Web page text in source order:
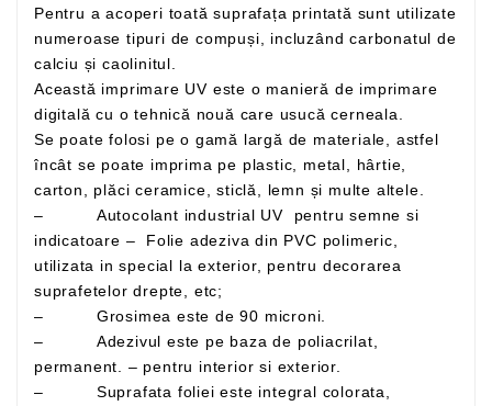
Pentru a acoperi toată suprafața printată sunt utilizate
numeroase tipuri de compuși, incluzând carbonatul de
calciu și caolinitul.
Această imprimare UV este o manieră de imprimare
digitală cu o tehnică nouă care usucă cerneala.
Se poate folosi pe o gamă largă de materiale, astfel
încât se poate imprima pe plastic, metal, hârtie,
carton, plăci ceramice, sticlă, lemn și multe altele.
– Autocolant industrial UV pentru semne si
indicatoare – Folie adeziva din PVC polimeric,
utilizata in special la exterior, pentru decorarea
suprafetelor drepte, etc;
– Grosimea este de 90 microni.
– Adezivul este pe baza de poliacrilat,
permanent. – pentru interior si exterior.
– Suprafata foliei este integral colorata,